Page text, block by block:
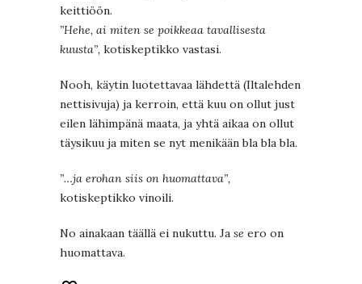
keittiöön.
”Hehe, ai miten se poikkeaa tavallisesta
kuusta”, kotiskeptikko vastasi.
Nooh, käytin luotettavaa lähdettä (Iltalehden
nettisivuja) ja kerroin, että kuu on ollut just
eilen lähimpänä maata, ja yhtä aikaa on ollut
täysikuu ja miten se nyt menikään bla bla bla.
”…ja erohan siis on huomattava”,
kotiskeptikko vinoili.
No ainakaan täällä ei nukuttu. Ja se ero on
huomattava.